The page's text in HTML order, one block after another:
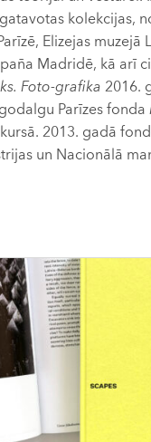
kolekcijas,
Elizejas muzejā
Madridē, kā arī
Foto-grafika 2016.
Parīzes fonda
2013. gadā
un Nacionālā